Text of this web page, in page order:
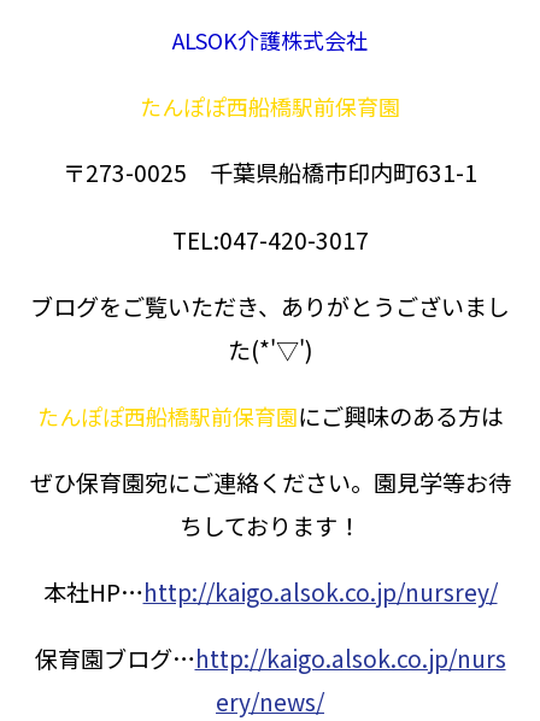
ALSOK介護株式会社
たんぽぽ西船橋駅前保育園
〒273-0025 千葉県船橋市印内町631-1
TEL:047-420-3017
ブログをご覧いただき、ありがとうございまし
た(*'▽')
たんぽぽ西船橋駅前保育園にご興味のある方は
ぜひ保育園宛にご連絡ください。園見学等お待
ちしております！
本社HP…http://kaigo.alsok.co.jp/nursrey/
保育園ブログ…http://kaigo.alsok.co.jp/nurs
ery/news/